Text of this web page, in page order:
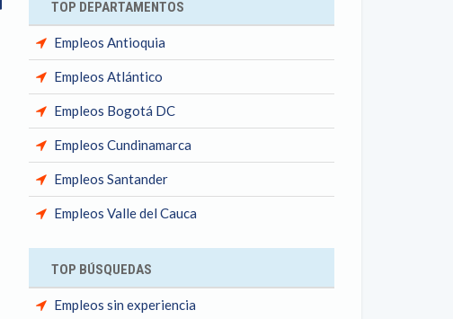
TOP DEPARTAMENTOS
Empleos Antioquia
Empleos Atlántico
Empleos Bogotá DC
Empleos Cundinamarca
Empleos Santander
Empleos Valle del Cauca
TOP BÚSQUEDAS
Empleos sin experiencia